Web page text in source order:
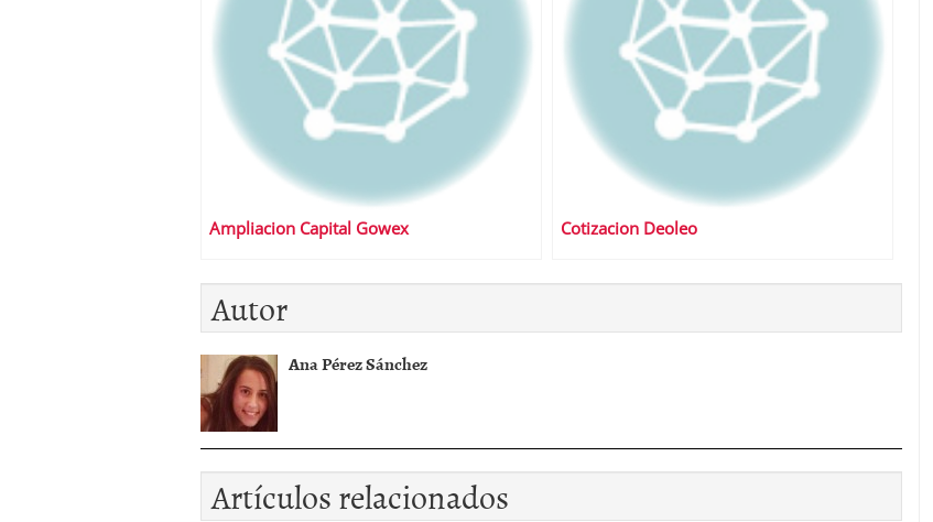
Ampliacion Capital Gowex Cotizacion Deoleo
Autor
Ana Pérez Sánchez
Artículos relacionados